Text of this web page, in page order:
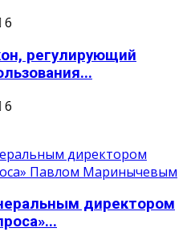
6
регулирующий
6
директором